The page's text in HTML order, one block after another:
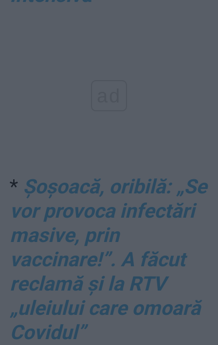
* Șoșoacă, oribilă: „Se
vor provoca infectări
masive, prin
vaccinare!”. A făcut
reclamă și la RTV
„uleiului care omoară
Covidul”